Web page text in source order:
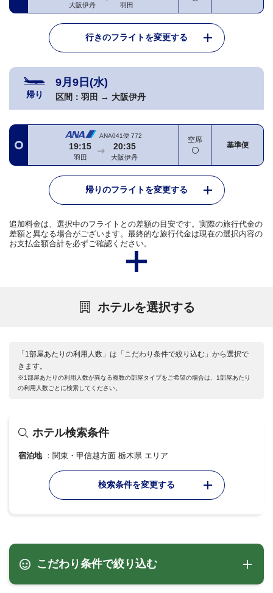
大阪伊丹 羽田
行きのフライトを変更する
帰り
9月9日(水)
区間： 羽田 → 大阪伊丹
ANA041便 772
19:15
羽田
20:35
大阪伊丹
空席
基準便
帰りのフライトを変更する
追加料金は、選択中のフライトとの差額の目安です。実際の旅行代金の
差額と異なる場合がございます。最終的な旅行代金は現在の選択内容の
お支払金額合計を必ずご確認ください。
ホテルを選択する
「1部屋あたりの利用人数」は「こだわり条件で絞り込む」から選択で
きます。
※1部屋あたりの利用人数が異なる複数の部屋タイプをご希望の場合は、1部屋あたり
の利用人数ごとに検索してください。
ホテル検索条件
宿泊地 関東・甲信越方面 栃木県 エリア
検索条件を変更する
こだわり条件で絞り込む